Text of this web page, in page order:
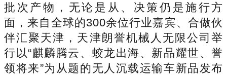
批次产物，无论是从、决策仍是施行方
面，来自全球的300余位行业嘉宾、合做伙
伴汇聚天津，天津朗誉机械人无限公司举
行以“麒麟腾云、蛟龙出海、新品耀世、誉
领将来”为从题的无人沉载运输车新品发布